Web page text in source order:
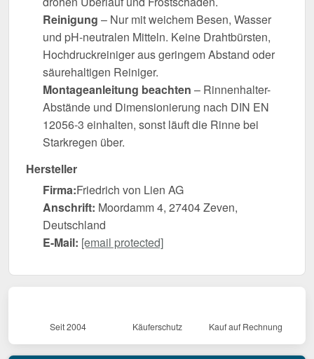
Reinigung – Nur mit weichem Besen, Wasser
und pH-neutralen Mitteln. Keine Drahtbürsten,
Hochdruckreiniger aus geringem Abstand oder
säurehaltigen Reiniger.
Montageanleitung beachten – Rinnenhalter-
Abstände und Dimensionierung nach DIN EN
12056-3 einhalten, sonst läuft die Rinne bei
Starkregen über.
Hersteller
Firma:Friedrich von Lien AG
Anschrift: Moordamm 4, 27404 Zeven,
Deutschland
E-Mail: [email protected]
Seit 2004 Käuferschutz Kauf auf Rechnung